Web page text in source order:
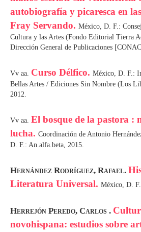
autobiografía y picaresca en
Fray Servando. México, D. F.:
Cultura y las Artes (Fondo Editorial Tierra
Dirección General de Publicaciones
Vv aa. Curso Délfico. México, D. F.:
Bellas Artes / Ediciones Sin Nombre (Los
2012.
Vv aa. El bosque de la pastora :
lucha. Coordinación de Antonio
D. F.: An.alfa.beta, 2015.
Hernández Rodríguez, Rafael.
Literatura Universal. México, D.
Herrejón Peredo, Carlos .
novohispana: estudios sobre